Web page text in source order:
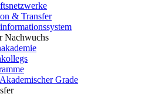
& Transfer
Nachwuchs
Grade